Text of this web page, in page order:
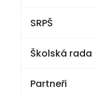
2. třída
3. třída
4. třída
Šablony V ZŠ
Cvičná
Národní plán
SRPŠ
Školská rada
Volby
Partneři